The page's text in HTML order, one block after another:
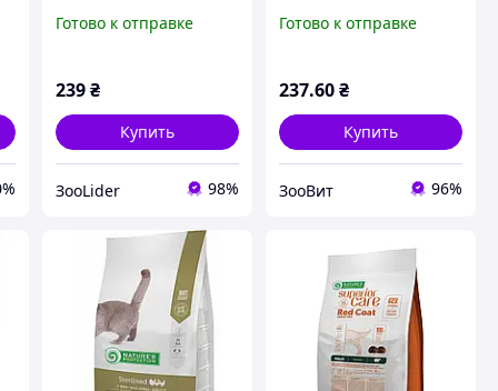
Digestion Adult) для
Готово к отправке
239 ₴
Купить
ЗооLider 98%
Adult, сухой корм для
Готово к отправке
237.60₴
Купить
ЗооВит 96%